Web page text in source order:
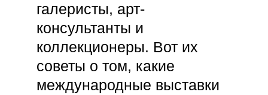
галеристы, арт-
консультанты и
коллекционеры. Вот их
советы о том, какие
международные выставки